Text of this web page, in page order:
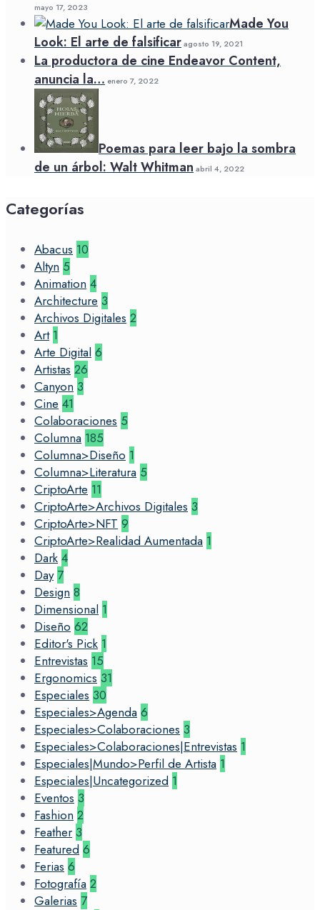
mayo 17, 2023
Made You
Look: El arte de falsificaragosto 19, 2021
La productora de cine Endeavor Content,
anuncia la… enero 7, 2022
Poemas para leer bajo la sombra
de un árbol: Walt Whitman abril 4, 2022
Categorías
Abacus 10
Altyn 5
Animation 4
Architecture 3
Archivos Digitales 2
Art 1
Arte Digital 6
Artistas 26
Canyon 3
Cine 41
Colaboraciones 5
Columna 185
Columna>Diseño 1
Columna>Literatura 5
CriptoArte 11
CriptoArte>Archivos Digitales 3
CriptoArte>NFT 9
CriptoArte>Realidad Aumentada 1
Dark 4
Day 7
Design 8
Dimensional 1
Diseño 62
Editor's Pick 1
Entrevistas 15
Ergonomics 31
Especiales 30
Especiales>Agenda 6
Especiales>Colaboraciones 3
Especiales>Colaboraciones|Entrevistas 1
Especiales|Mundo>Perfil de Artista 1
Especiales|Uncategorized 1
Eventos 3
Fashion 2
Feather 3
Featured 6
Ferias 6
Fotografía 2
Galerias 7